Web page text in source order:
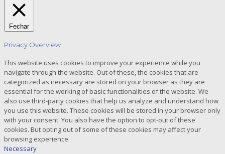
Fechar
Privacy Overview
This website uses cookies to improve your experience while you
navigate through the website. Out of these, the cookies that are
categorized as necessary are stored on your browser as they are
essential for the working of basic functionalities of the website. We
also use third-party cookies that help us analyze and understand how
you use this website. These cookies will be stored in your browser only
with your consent. You also have the option to opt-out of these
cookies. But opting out of some of these cookies may affect your
browsing experience.
Necessary